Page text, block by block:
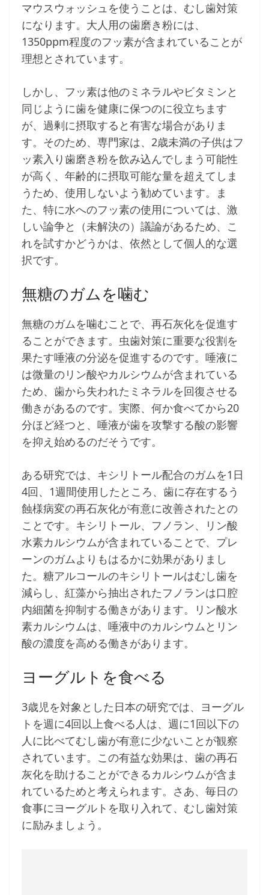
マウスウォッシュを使うことは、むし歯対策
になります。大人用の歯磨き粉には、
1350ppm程度のフッ素が含まれていることが
理想とされています。
しかし、フッ素は他のミネラルやビタミンと
同じように歯を健康に保つのに役立ちます
が、過剰に摂取すると有害な場合がありま
す。そのため、専門家は、2歳未満の子供はフ
ッ素入り歯磨き粉を飲み込んでしまう可能性
が高く、年齢的に摂取可能な量を超えてしま
うため、使用しないよう勧めています。ま
た、特に水へのフッ素の使用については、激
しい論争と（未解決の）議論があるため、こ
れを試すかどうかは、依然として個人的な選
択です。
無糖のガムを噛む
無糖のガムを噛むことで、再石灰化を促進す
ることができます。虫歯対策に重要な役割を
果たす唾液の分泌を促進するのです。唾液に
は微量のリン酸やカルシウムが含まれている
ため、歯から失われたミネラルを回復させる
働きがあるのです。実際、何か食べてから20
分ほど経つと、唾液が歯を攻撃する酸の影響
を抑え始めるのだそうです。
ある研究では、キシリトール配合のガムを1日
4回、1週間使用したところ、歯に存在するう
蝕様病変の再石灰化が有意に改善されたとの
ことです。キシリトール、フノラン、リン酸
水素カルシウムが含まれていることで、プレ
ーンのガムよりもはるかに効果がありまし
た。糖アルコールのキシリトールはむし歯を
減らし、紅藻から抽出されたフノランは口腔
内細菌を抑制する働きがあります。リン酸水
素カルシウムは、唾液中のカルシウムとリン
酸の濃度を高める働きがあります。
ヨーグルトを食べる
3歳児を対象とした日本の研究では、ヨーグル
トを週に4回以上食べる人は、週に1回以下の
人に比べてむし歯が有意に少ないことが観察
されています。この有益な効果は、歯の再石
灰化を助けることができるカルシウムが含ま
れているためと考えられます。さあ、毎日の
食事にヨーグルトを取り入れて、むし歯対策
に励みましょう。